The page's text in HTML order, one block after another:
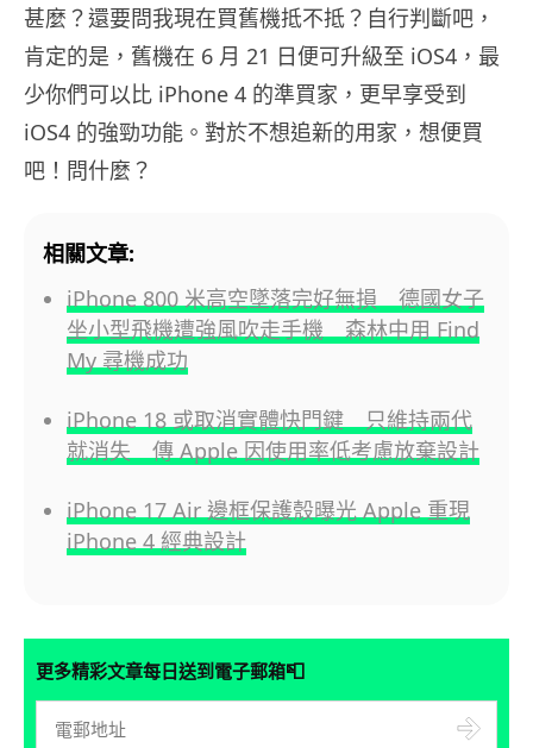
甚麼？還要問我現在買舊機抵不抵？自行判斷吧，
肯定的是，舊機在 6 月 21 日便可升級至 iOS4，最
少你們可以比 iPhone 4 的準買家，更早享受到
iOS4 的強勁功能。對於不想追新的用家，想便買
吧！問什麼？
相關文章:
iPhone 800 米高空墜落完好無損 德國女子
坐小型飛機遭強風吹走手機 森林中用 Find
My 尋機成功
iPhone 18 或取消實體快門鍵 只維持兩代
就消失 傳 Apple 因使用率低考慮放棄設計
iPhone 17 Air 邊框保護殼曝光 Apple 重現
iPhone 4 經典設計
更多精彩文章每日送到電子郵箱📮